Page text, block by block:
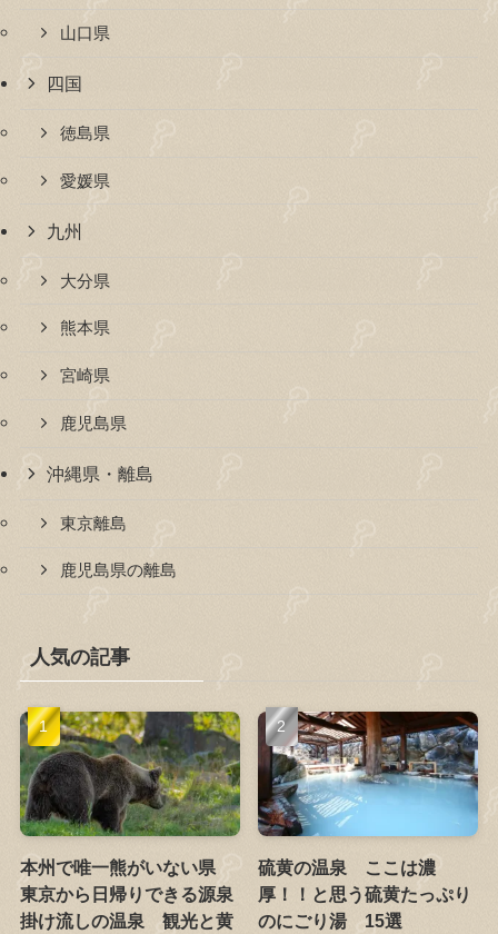
山口県
四国
徳島県
愛媛県
九州
大分県
熊本県
宮崎県
鹿児島県
沖縄県・離島
東京離島
鹿児島県の離島
人気の記事
本州で唯一熊がいない県
東京から日帰りできる源泉
掛け流しの温泉 観光と黄
硫黄の温泉 ここは濃
厚！！と思う硫黄たっぷり
のにごり湯 15選